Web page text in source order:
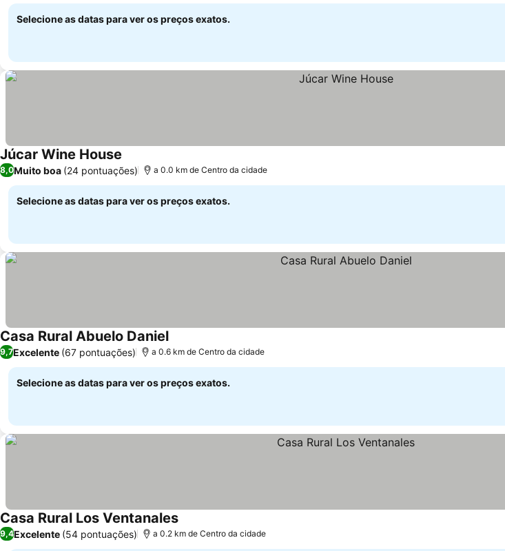
Selecione as datas para ver os preços exatos.
Júcar Wine House Ver preços
8,0Muito boa (24 pontuações) a 0.0 km de Centro da cidade
Selecione as datas para ver os preços exatos.
Casa Rural Abuelo DanielVer preços
9,7Excelente (67 pontuações) a 0.6 km de Centro da cidade
Selecione as datas para ver os preços exatos.
Casa Rural Los VentanalesVer preços
9,4Excelente (54 pontuações) a 0.2 km de Centro da cidade